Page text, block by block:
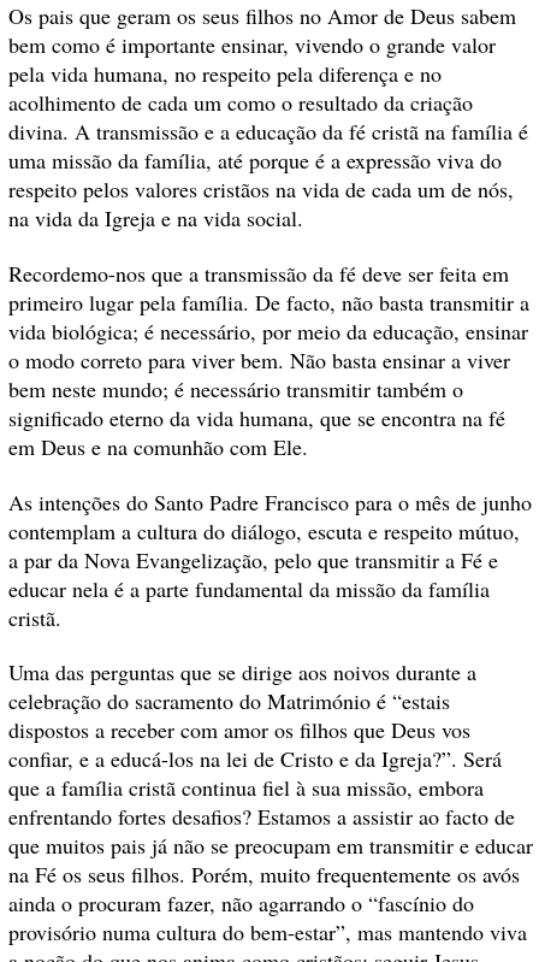
Os pais que geram os seus filhos no Amor de Deus sabem
bem como é importante ensinar, vivendo o grande valor
pela vida humana, no respeito pela diferença e no
acolhimento de cada um como o resultado da criação
divina. A transmissão e a educação da fé cristã na família é
uma missão da família, até porque é a expressão viva do
respeito pelos valores cristãos na vida de cada um de nós,
na vida da Igreja e na vida social.
Recordemo-nos que a transmissão da fé deve ser feita em
primeiro lugar pela família. De facto, não basta transmitir a
vida biológica; é necessário, por meio da educação, ensinar
o modo correto para viver bem. Não basta ensinar a viver
bem neste mundo; é necessário transmitir também o
significado eterno da vida humana, que se encontra na fé
em Deus e na comunhão com Ele.
As intenções do Santo Padre Francisco para o mês de junho
contemplam a cultura do diálogo, escuta e respeito mútuo,
a par da Nova Evangelização, pelo que transmitir a Fé e
educar nela é a parte fundamental da missão da família
cristã.
Uma das perguntas que se dirige aos noivos durante a
celebração do sacramento do Matrimónio é “estais
dispostos a receber com amor os filhos que Deus vos
confiar, e a educá-los na lei de Cristo e da Igreja?”. Será
que a família cristã continua fiel à sua missão, embora
enfrentando fortes desafios? Estamos a assistir ao facto de
que muitos pais já não se preocupam em transmitir e educar
na Fé os seus filhos. Porém, muito frequentemente os avós
ainda o procuram fazer, não agarrando o “fascínio do
provisório numa cultura do bem-estar”, mas mantendo viva